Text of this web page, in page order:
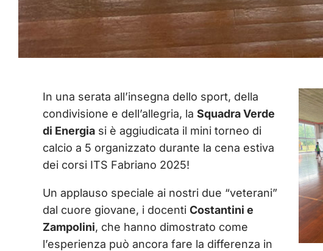
In una serata all’insegna dello sport, della
condivisione e dell’allegria, la Squadra Verde
di Energia si è aggiudicata il mini torneo di
calcio a 5 organizzato durante la cena estiva
dei corsi ITS Fabriano 2025!
Un applauso speciale ai nostri due “veterani”
dal cuore giovane, i docenti Costantini e
Zampolini, che hanno dimostrato come
l’esperienza può ancora fare la differenza in